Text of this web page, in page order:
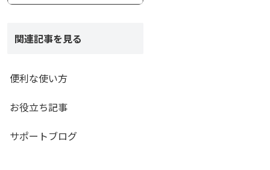
関連記事を見る
便利な使い方
お役立ち記事
サポートブログ